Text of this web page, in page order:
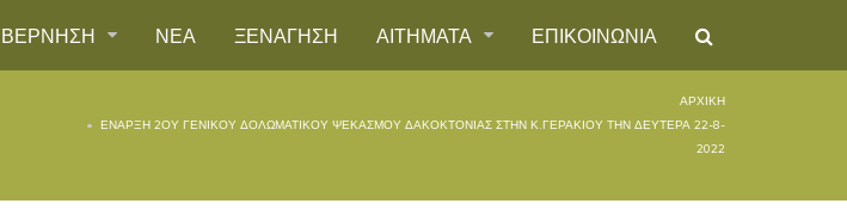
ΝΕΑ ΞΕΝΑΓΗΣΗ ΑΙΤΗΜΑΤΑ ΕΠΙΚΟΙΝΩΝΙΑ
ΑΡΧΙΚΉ
ΈΝΑΡΞΗ 2ΟΥ ΓΕΝΙΚΟΥ ΔΟΛΩΜΑΤΙΚΟΥ ΨΕΚΑΣΜΟΥ ΔΑΚΟΚΤΟΝΙΑΣ ΣΤΗΝ Κ.ΓΕΡΑΚΙΟΥ ΤΗΝ ΔΕΥΤΕΡΑ 22-8-
2022